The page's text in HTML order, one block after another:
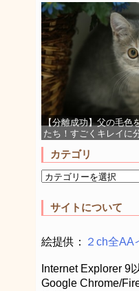
【分離成功】父の毛
たち！すごくキレイに
カテゴリ
サイトについて
絵提供： ２ch全AA
Internet Explorer 9
Google Chrome/